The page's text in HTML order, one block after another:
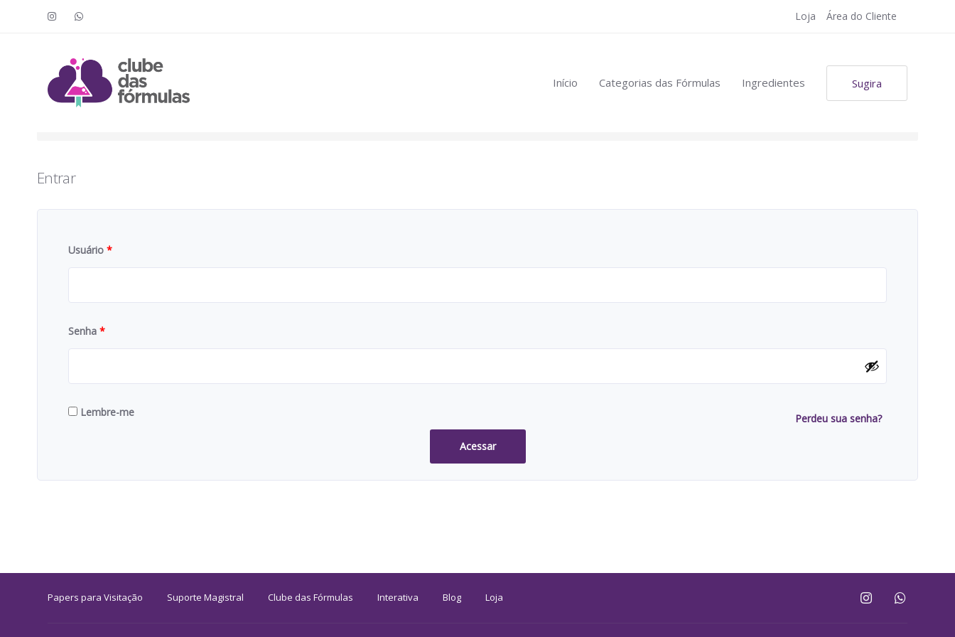
Loja Área do Cliente
Início Categorias das Fórmulas Ingredientes Sugira
Entrar
Usuário *
Senha *
Lembre-me
Acessar
Perdeu sua senha?
Papers para Visitação Suporte Magistral Clube das Fórmulas Interativa Blog Loja